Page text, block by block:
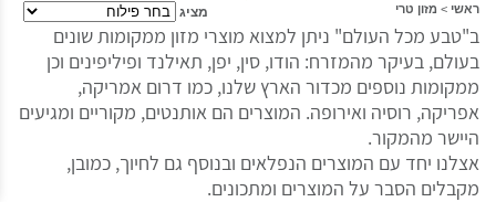
ראשי > מזון טרי מציג
ב"טבע מכל העולם" ניתן למצוא מוצרי מזון ממקומות שונים
בעולם, בעיקר מהמזרח: הודו, סין, יפן, תאילנד ופיליפינים וכן
ממקומות נוספים מכדור הארץ שלנו, כמו דרום אמריקה,
אפריקה, רוסיה ואירופה. המוצרים הם אותנטים, מקוריים ומגיעים
היישר מהמקור.
אצלנו יחד עם המוצרים הנפלאים ובנוסף גם לחיוך, כמובן,
מקבלים הסבר על המוצרים ומתכונים.